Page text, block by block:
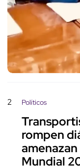
2 Políticos
rompen
Mundial